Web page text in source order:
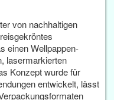
von nachhaltigen
einen Wellpappen-
lasermarkierten
Konzept wurde für
entwickelt, lässt